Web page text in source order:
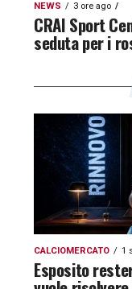
NEWS 3 ore ago
CRAI Sport
seduta per i
CALCIOMERCATO 1
Esposito